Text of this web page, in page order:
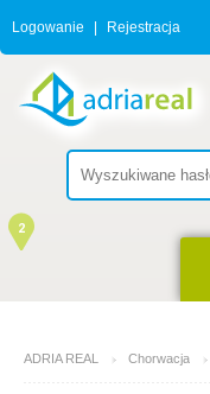
2
Logowanie Rejestracja
ADRIA REAL Chorwacja